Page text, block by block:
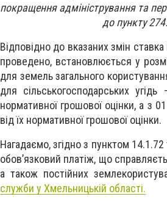
покращення адміністрування та
до пункту
Відповідно до вказаних змін
проведено, встановлюється у
для земель загального
для сільськогосподарських
нормативної грошової оцінки, а з
від їх нормативної грошової оцінки.
Нагадаємо, згідно з пунктом
обов’язковий платіж, що
а також постійних
служби у Хмельницькій області.